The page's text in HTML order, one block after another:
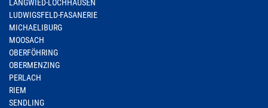
LANGWIED-LOCHHAUSEN
LUDWIGSFELD-FASANERIE
MICHAELIBURG
MOOSACH
OBERFÖHRING
OBERMENZING
PERLACH
RIEM
SENDLING